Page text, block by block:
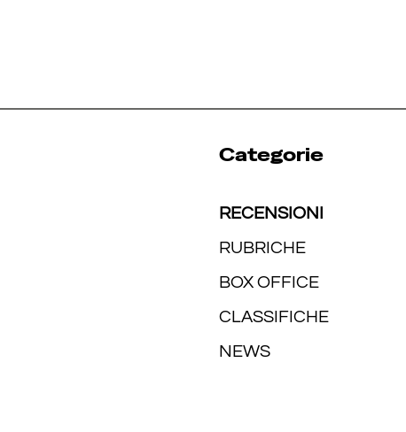
Categorie
RECENSIONI
RUBRICHE
BOX OFFICE
CLASSIFICHE
NEWS